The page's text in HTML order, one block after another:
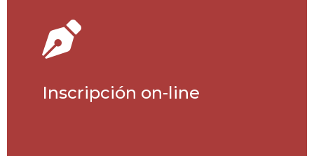
Inscripción on-line